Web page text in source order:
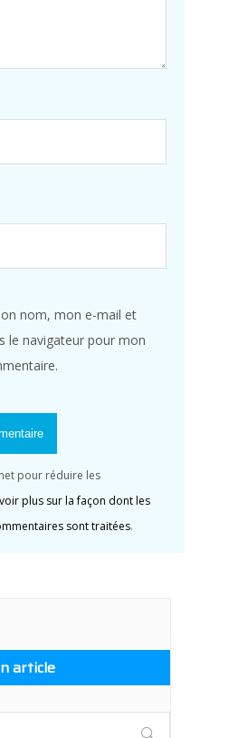
nom, mon e-mail et
le navigateur pour mon
pour réduire les
plus sur la façon dont les
sont traitées.
article